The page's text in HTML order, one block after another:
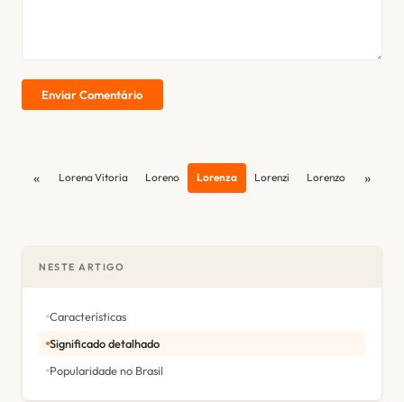
Enviar Comentário
« Lorena Vitoria Loreno Lorenza Lorenzi Lorenzo »
NESTE ARTIGO
Características
Significado detalhado
Popularidade no Brasil